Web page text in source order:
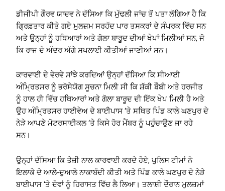
ਡੀਜੀਪੀ ਗੌਰਵ ਯਾਦਵ ਨੇ ਦੱਸਿਆ ਕਿ ਮੁੱਢਲੀ ਜਾਂਚ ਤੋਂ ਪਤਾ ਲੱਗਿਆ ਹੈ ਕਿ
ਗ੍ਰਿਫ਼ਤਾਰ ਕੀਤੇ ਗਏ ਮੁਲਜ਼ਮ ਸਰਹੱਦ ਪਾਰ ਤਸਕਰਾਂ ਦੇ ਸੰਪਰਕ ਵਿੱਚ ਸਨ
ਅਤੇ ਉਨ੍ਹਾਂ ਨੂੰ ਹਥਿਆਰਾਂ ਅਤੇ ਗੋਲਾ ਬਾਰੂਦ ਦੀਆਂ ਖੇਪਾਂ ਮਿਲੀਆਂ ਸਨ, ਜੋ
ਕਿ ਰਾਜ ਦੇ ਅੰਦਰ ਅੱਗੇ ਸਪਲਾਈ ਕੀਤੀਆਂ ਜਾਣੀਆਂ ਸਨ।
ਕਾਰਵਾਈ ਦੇ ਵੇਰਵੇ ਸਾਂਝੇ ਕਰਦਿਆਂ ਉਨ੍ਹਾਂ ਦੱਸਿਆ ਕਿ ਸੀਆਈ
ਅੰਮ੍ਰਿਤਸਰ ਨੂੰ ਭਰੋਸੇਯੋਗ ਸੂਚਨਾ ਮਿਲੀ ਸੀ ਕਿ ਸ਼ੱਕੀ ਬੌਬੀ ਅਤੇ ਹਰਜੀਤ
ਨੂੰ ਹਾਲ ਹੀ ਵਿੱਚ ਹਥਿਆਰਾਂ ਅਤੇ ਗੋਲਾ ਬਾਰੂਦ ਦੀ ਇੱਕ ਖੇਪ ਮਿਲੀ ਹੈ ਅਤੇ
ਉਹ ਅੰਮ੍ਰਿਤਸਰ ਹਾਈਵੇਅ ਦੇ ਬਾਈਪਾਸ ‘ਤੇ ਸਥਿਤ ਪਿੰਡ ਕਾਲੇ ਘਣਪੁਰ ਦੇ
ਨੇੜੇ ਆਪਣੇ ਮੋਟਰਸਾਈਕਲ ‘ਤੇ ਕਿਸੇ ਹੋਰ ਮੈਂਬਰ ਨੂੰ ਪਹੁੰਚਾਉਣ ਜਾ ਰਹੇ
ਸਨ।
ਉਨ੍ਹਾਂ ਦੱਸਿਆ ਕਿ ਤੇਜ਼ੀ ਨਾਲ ਕਾਰਵਾਈ ਕਰਦੇ ਹੋਏ, ਪੁਲਿਸ ਟੀਮਾਂ ਨੇ
ਇਲਾਕੇ ਦੇ ਆਲੇ-ਦੁਆਲੇ ਨਾਕਾਬੰਦੀ ਕੀਤੀ ਅਤੇ ਪਿੰਡ ਕਾਲੇ ਘਣਪੁਰ ਦੇ ਨੇੜੇ
ਬਾਈਪਾਸ ‘ਤੇ ਦੋਵਾਂ ਨੂੰ ਹਿਰਾਸਤ ਵਿੱਚ ਲੈ ਲਿਆ। ਤਲਾਸ਼ੀ ਦੌਰਾਨ ਮੁਲਜ਼ਮਾਂ